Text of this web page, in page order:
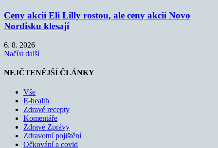
Ceny akcií Eli Lilly rostou, ale ceny akcií Novo
Nordisku klesají
6. 8. 2026
Načíst další
NEJČTENĚJŠÍ ČLÁNKY
Vše
E-health
Zdravé recepty
Komentáře
Zdravé Zprávy
Zdravotní pojištění
Očkování a covid